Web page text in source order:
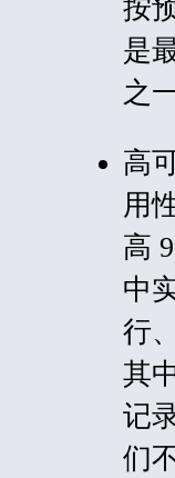
按
是
之
高
用
高
中
行
其
记
们